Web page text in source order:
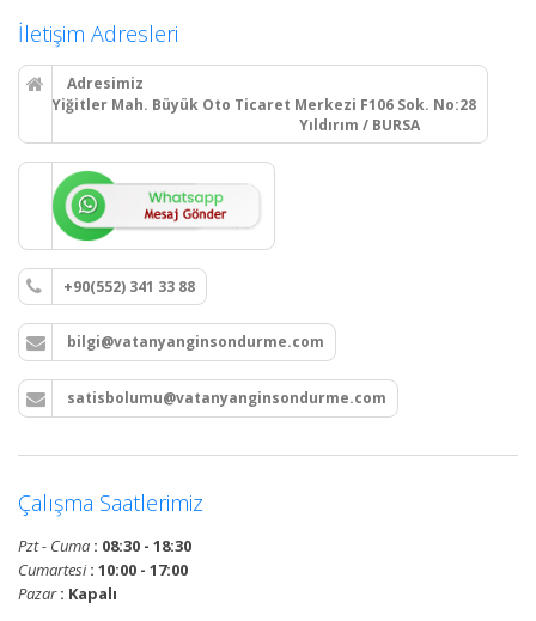
İletişim Adresleri
Adresimiz
Yiğitler Mah. Büyük Oto Ticaret Merkezi F106 Sok. No:28
Yıldırım / BURSA
+90(552) 341 33 88
bilgi@vatanyanginsondurme.com
satisbolumu@vatanyanginsondurme.com
Çalışma Saatlerimiz
Pzt - Cuma : 08:30 - 18:30
Cumartesi: 10:00 - 17:00
Pazar: Kapalı